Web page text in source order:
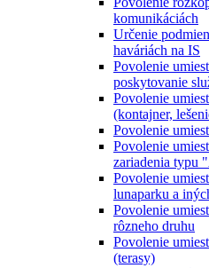
komunikáciách
Určenie
haváriách na IS
Povolenie
poskytovanie
Povolenie
(kontajner,
Povolenie
Povolenie
zariadenia typu
Povolenie
lunaparku a
Povolenie
rôzneho druhu
Povolenie
(terasy)